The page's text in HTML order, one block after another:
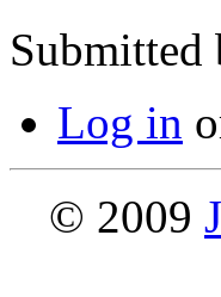
Submitted
Log in
© 2009